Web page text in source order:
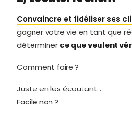
Convaincre et fidéliser ses
gagner votre vie en tant que
déterminer ce que veulent
Comment faire ?
Juste en les écoutant…
Facile non ?